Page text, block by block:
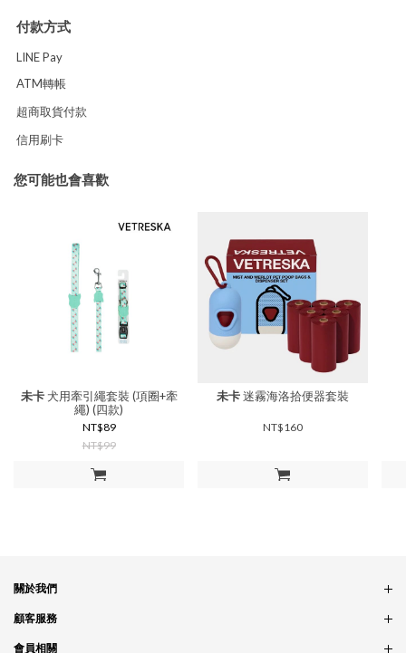
付款方式
LINE Pay
ATM轉帳
超商取貨付款
信用刷卡
您可能也會喜歡
加入購物車
未卡犬用牽引繩套裝 (項圈+牽
繩) (四款)
NT$89
NT$99
加入購物車
未卡 迷霧海洛拾便器套裝
NT$160
關於我們
品牌故事
銷售據點
顧客服務
訂單問題
會員相關